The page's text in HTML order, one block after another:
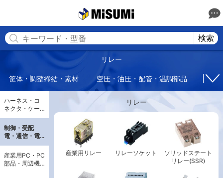
検索
リレー
筐体・調整締結・素材 空圧・油圧・配管・温調部品 回転
ハーネス・コ
ネクタ・ケー
品
制御・受配
電・通信・電
産業用PC・PC
部品・周辺機
リレー
産業用リレー リレーソケット
ソリッドステート
リレー(SSR)